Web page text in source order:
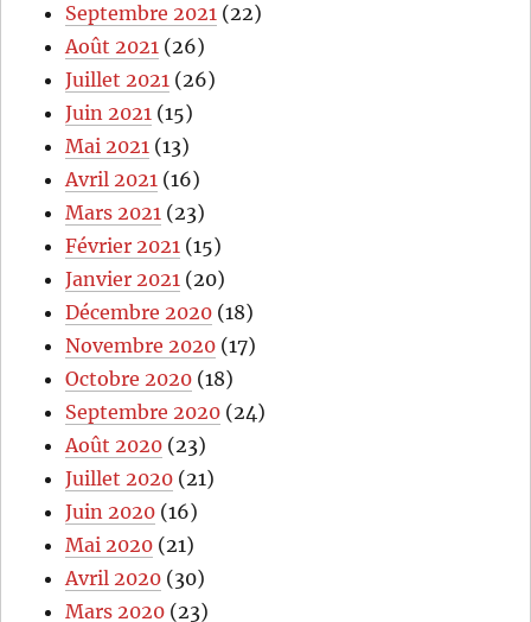
Septembre 2021 (22)
Août 2021 (26)
Juillet 2021 (26)
Juin 2021 (15)
Mai 2021 (13)
Avril 2021 (16)
Mars 2021 (23)
Février 2021 (15)
Janvier 2021 (20)
Décembre 2020 (18)
Novembre 2020 (17)
Octobre 2020 (18)
Septembre 2020 (24)
Août 2020 (23)
Juillet 2020 (21)
Juin 2020 (16)
Mai 2020 (21)
Avril 2020 (30)
Mars 2020 (23)